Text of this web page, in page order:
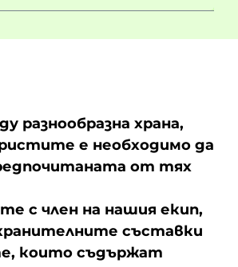
разнообразна храна,
е необходимо да
от тях
с член на нашия екип,
съставки
които съдържат